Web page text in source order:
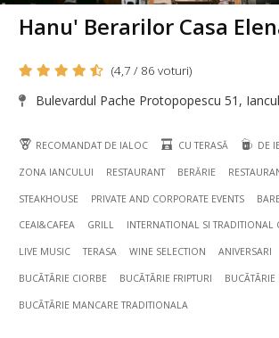
Hanu' Berarilor Casa
(4,7 / 86 voturi)
Bulevardul Pache Protopopescu 51,
RECOMANDAT DE IALOC CU TERASĂ DE
ZONA IANCULUI RESTAURANT BERĂRIE
STEAKHOUSE PRIVATE AND CORPORATE EVENTS
CEAI&CAFEA GRILL INTERNATIONAL SI TRADITIONAL
LIVE MUSIC TERASA WINE SELECTION ANIVERSARI
BUCÃTÃRIE CIORBE BUCÃTÃRIE FRIPTURI
BUCÃTÃRIE MANCARE TRADITIONALA